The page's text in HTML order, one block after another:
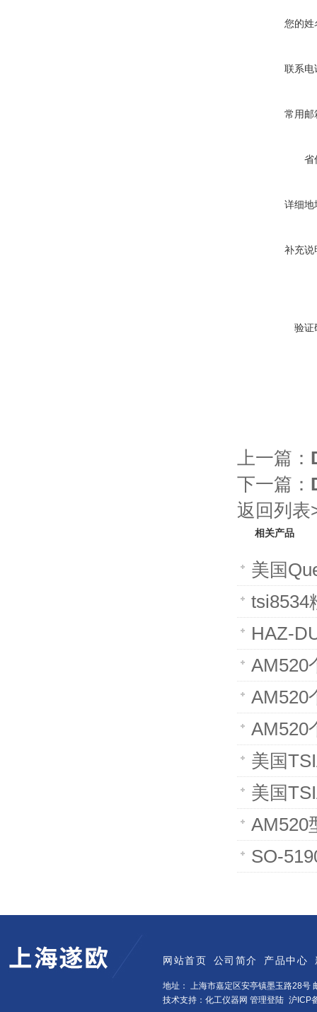
您的姓
联系电
常用邮
省
详细地
补充说
验证
上一篇：
下一篇：
返回列表
相关产品
美国
tsi8534
HAZ-
AM520
AM520
AM520
美国
美国
AM520
SO-
网站首页 公司简介 产品中心
地址： 上海市嘉定区安亭镇墨玉路28号
技术支持：化工仪器网 管理登陆 沪ICP